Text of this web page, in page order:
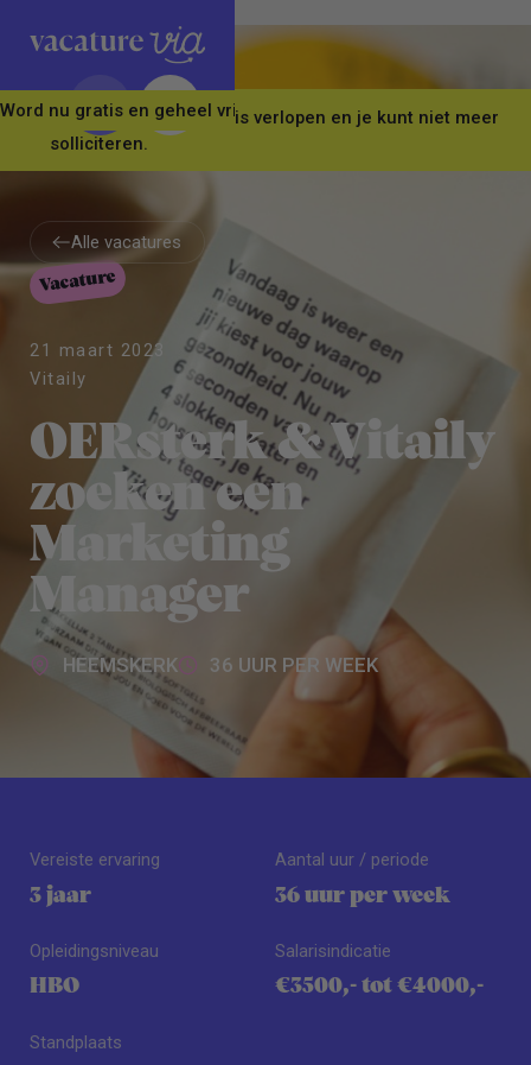
Word nu gratis en geheel vrijblijvend lid van ons Vacature Via
Let op! Deze vacature is verlopen en je kunt niet meer
solliciteren.
Alle vacatures
Alle vacatures
Vacature
21 maart 2023
Vitaily
OERsterk & Vitaily
zoeken een
Marketing
Manager
HEEMSKERK 36 UUR PER WEEK
Vereiste ervaring
3 jaar
Opleidingsniveau
HBO
Standplaats
Aantal uur / periode
36 uur per week
Salarisindicatie
€3500,- tot €4000,-